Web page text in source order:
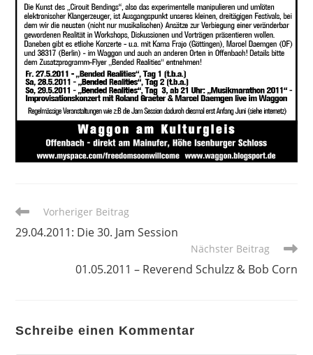
Weitere
ansehen
Vorheriger Beitrag
29.04.2011: Die 30. Jam Session
Nächster Beitrag
01.05.2011 – Reverend Schulzz & Bob Corn
Schreibe einen Kommentar